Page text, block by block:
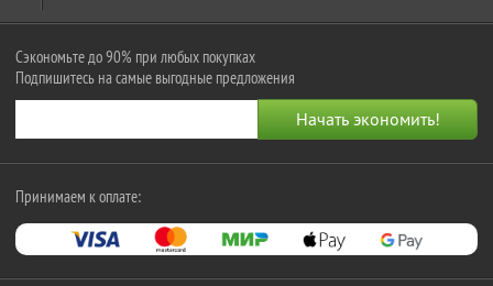
Сэкономьте до 90% при любых покупках
Подпишитесь на самые выгодные предложения
Принимаем к оплате: